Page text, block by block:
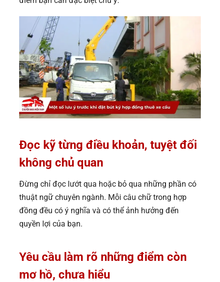
Đọc kỹ từng điều khoản, tuyệt đối
không chủ quan
Đừng chỉ đọc lướt qua hoặc bỏ qua những phần có
thuật ngữ chuyên ngành. Mỗi câu chữ trong hợp
đồng đều có ý nghĩa và có thể ảnh hưởng đến
quyền lợi của bạn.
Yêu cầu làm rõ những điểm còn
mơ hồ, chưa hiểu